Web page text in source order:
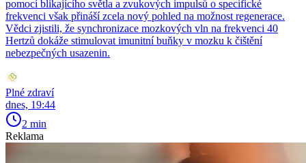
pomocí blikajícího světla a zvukových impulsů o specifické
frekvenci však přináší zcela nový pohled na možnost regenerace.
Vědci zjistili, že synchronizace mozkových vln na frekvenci 40
Hertzů dokáže stimulovat imunitní buňky v mozku k čištění
nebezpečných usazenin.
Plné zdraví
dnes, 19:44
2 min
Reklama